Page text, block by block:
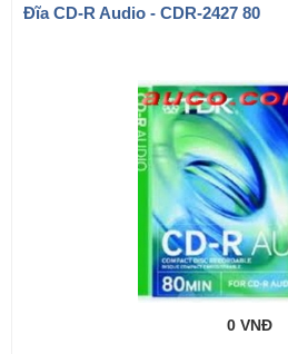
Đĩa CD-R Audio - CDR-2427 80
0 VNĐ